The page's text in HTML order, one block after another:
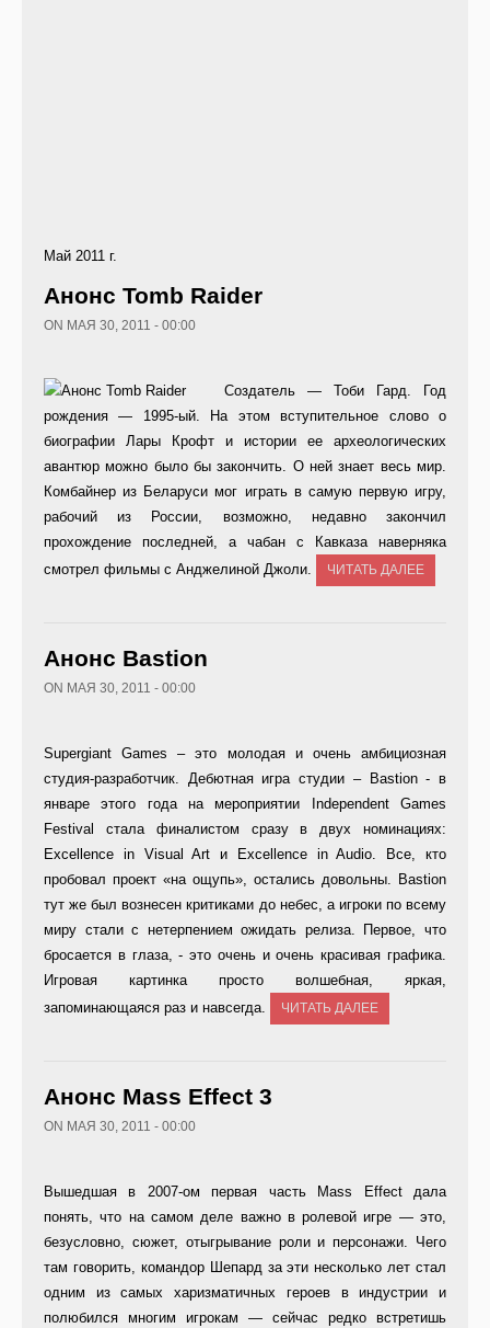
Май 2011 г.
Анонс Tomb Raider
ON МАЯ 30, 2011 - 00:00
Создатель — Тоби Гард. Год
рождения — 1995-ый. На этом вступительное слово о
биографии Лары Крофт и истории ее археологических
авантюр можно было бы закончить. О ней знает весь мир.
Комбайнер из Беларуси мог играть в самую первую игру,
рабочий из России, возможно, недавно закончил
прохождение последней, а чабан с Кавказа наверняка
смотрел фильмы с Анджелиной Джоли.
ЧИТАТЬ ДАЛЕЕ
Анонс Bastion
ON МАЯ 30, 2011 - 00:00
Supergiant Games – это молодая и очень амбициозная
студия-разработчик. Дебютная игра студии – Bastion - в
январе этого года на мероприятии Independent Games
Festival стала финалистом сразу в двух номинациях:
Excellence in Visual Art и Excellence in Audio. Все, кто
пробовал проект «на ощупь», остались довольны. Bastion
тут же был вознесен критиками до небес, а игроки по всему
миру стали с нетерпением ожидать релиза. Первое, что
бросается в глаза, - это очень и очень красивая графика.
Игровая картинка просто волшебная, яркая,
запоминающаяся раз и навсегда.
ЧИТАТЬ ДАЛЕЕ
Анонс Mass Effect 3
ON МАЯ 30, 2011 - 00:00
Вышедшая в 2007-ом первая часть Mass Effect дала
понять, что на самом деле важно в ролевой игре — это,
безусловно, сюжет, отыгрывание роли и персонажи. Чего
там говорить, командор Шепард за эти несколько лет стал
одним из самых харизматичных героев в индустрии и
полюбился многим игрокам — сейчас редко встретишь